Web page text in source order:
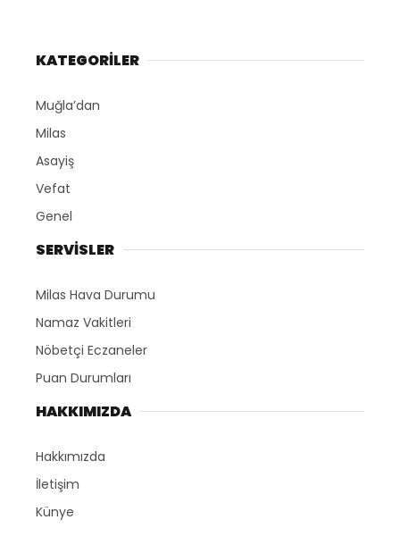
KATEGORİLER
Muğla’dan
Milas
Asayiş
Vefat
Genel
SERVİSLER
Milas Hava Durumu
Namaz Vakitleri
Nöbetçi Eczaneler
Puan Durumları
HAKKIMIZDA
Hakkımızda
İletişim
Künye